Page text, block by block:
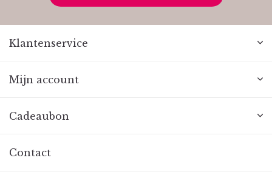
Klantenservice
Mijn account
Cadeaubon
Contact